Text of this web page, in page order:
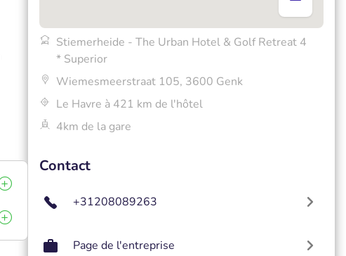
Stiemerheide - The Urban Hotel & Golf Retreat 4
* Superior
Wiemesmeerstraat 105, 3600 Genk
Le Havre à 421 km de l'hôtel
4km de la gare
Contact
+31208089263
Page de l'entreprise